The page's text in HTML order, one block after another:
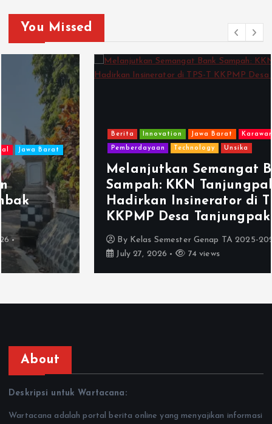
You Missed
Berita Innovation Jawa Barat Karawang KKN
Pemberdayaan Technology Unsika
Melanjutkan Semangat Bank
Sampah: KKN Tanjungpakis
Hadirkan Insinerator di TPS-T
KKPMP Desa Tanjungpakis
ByKelas Semester Genap TA 2025-2026
July 27, 2026
74 views
About
Deskripsi untuk Wartacana:
Wartacana adalah portal berita online yang menyajikan informasi